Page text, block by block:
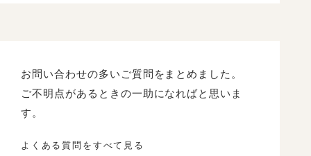
新品同様にもとの姿にもどすことです。
お問い合わせの多いご質問をまとめました。
ご不明点があるときの一助になればと思いま
す。
よくある質問をすべて見る